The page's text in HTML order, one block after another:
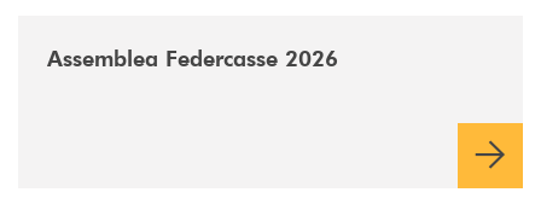
Assemblea Federcasse 2026